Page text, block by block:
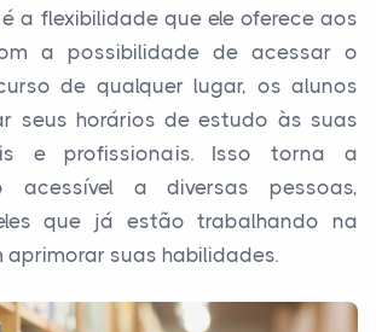
a flexibilidade que ele oferece aos
a possibilidade de acessar o
de qualquer lugar, os alunos
seus horários de estudo às suas
e profissionais. Isso torna a
acessível a diversas pessoas,
que já estão trabalhando na
aprimorar suas habilidades.